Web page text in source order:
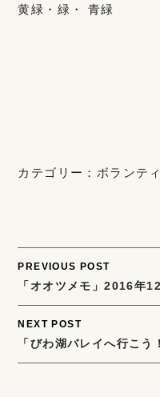
黄緑・緑・ 青緑
カテゴリー： ボランテ
Post
navigation
PREVIOUS POST
「オオツメモ」2016年
NEXT POST
「びわ湖バレイへ行こ